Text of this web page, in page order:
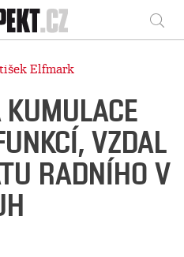
Elfmark
VZDAL
RADNÍHO V